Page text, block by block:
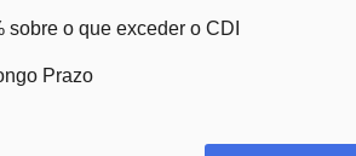
sobre o que exceder o CDI
Prazo